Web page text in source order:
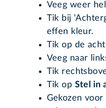
Veeg weer
Tik bij
effen kleur.
Tik op de
Veeg naar
Tik
Tik op Stel in
Gekozen